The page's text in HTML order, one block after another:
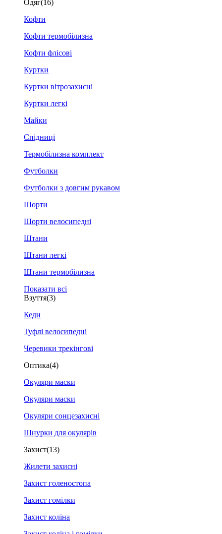
Одяг(16)
Кофти
Кофти термобілизна
Кофти флісові
Куртки
Куртки вітрозахисні
Куртки легкі
Майки
Спідниці
Термобілизна комплект
Футболки
Футболки з довгим рукавом
Шорти
Шорти велосипедні
Штани
Штани легкі
Штани термобілизна
Показати всі
Взуття(3)
Кеди
Туфлі велосипедні
Черевики трекінгові
Оптика(4)
Окуляри маски
Окуляри маски
Окуляри сонцезахисні
Шнурки для окулярів
Захист(13)
Жилети захисні
Захист голеностопа
Захист гомілки
Захист коліна